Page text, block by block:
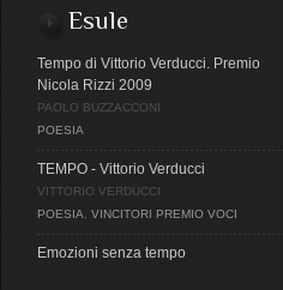
Esule
Tempo di Vittorio Verducci. Premio
Nicola Rizzi 2009
PAOLO BUZZACCONI
POESIA
TEMPO - Vittorio Verducci
VITTORIO VERDUCCI
POESIA
VINCITORI PREMIO VOCI
Emozioni senza tempo